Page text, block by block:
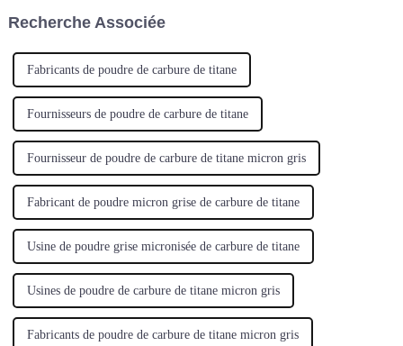
Recherche Associée
Fabricants de poudre de carbure de titane
Fournisseurs de poudre de carbure de titane
Fournisseur de poudre de carbure de titane micron gris
Fabricant de poudre micron grise de carbure de titane
Usine de poudre grise micronisée de carbure de titane
Usines de poudre de carbure de titane micron gris
Fabricants de poudre de carbure de titane micron gris